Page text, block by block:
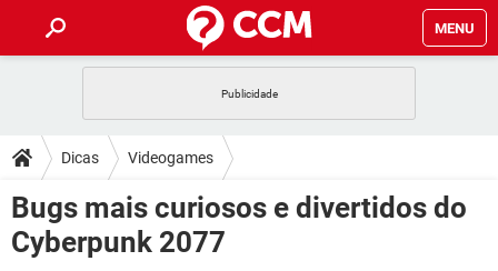
MENU
CELULAR
OUTLOOK EXCEL
INSTAGRAM
DICAS
JOGOS
CELULAR FACEBOOK
OUTLOOK
DOWNLOADS
JOGOS
FÓRUM
Dicas Videogames
Bugs mais curiosos e divertidos do
Cyberpunk 2077